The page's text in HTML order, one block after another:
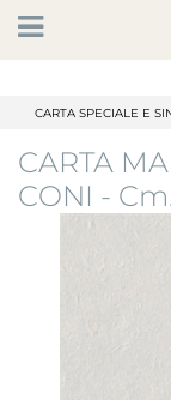
Open
CARTA SPECIALE E
CARTA
CONI -